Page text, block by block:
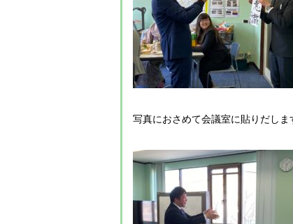
写真におさめて会議室に貼りだし